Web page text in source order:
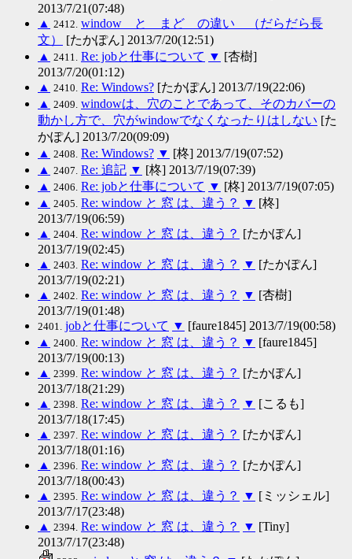
2013/7/21(07:48)
▲ 2412. window と まど の違い （だらだら長
文）
[たかぽん] 2013/7/20(12:51)
▲ 2411. Re: jobと仕事について ▼ [杏樹]
2013/7/20(01:12)
▲ 2410. Re: Windows? [たかぽん] 2013/7/19(22:06)
▲ 2409. windowは、穴のことであって、そのカバーの
動かし方で、穴がwindowでなくなったりはしない [た
かぽん] 2013/7/20(09:09)
▲ 2408. Re: Windows? ▼ [柊] 2013/7/19(07:52)
▲ 2407. Re: 追記 ▼ [柊] 2013/7/19(07:39)
▲ 2406. Re: jobと仕事について ▼ [柊] 2013/7/19(07:05)
▲ 2405. Re: window と 窓 は、違う？ ▼ [柊]
2013/7/19(06:59)
▲ 2404. Re: window と 窓 は、違う？ [たかぽん]
2013/7/19(02:45)
▲ 2403. Re: window と 窓 は、違う？ ▼ [たかぽん]
2013/7/19(02:21)
▲ 2402. Re: window と 窓 は、違う？ ▼ [杏樹]
2013/7/19(01:48)
2401. jobと仕事について ▼ [faure1845] 2013/7/19(00:58)
▲ 2400. Re: window と 窓 は、違う？ ▼ [faure1845]
2013/7/19(00:13)
▲ 2399. Re: window と 窓 は、違う？ [たかぽん]
2013/7/18(21:29)
▲ 2398. Re: window と 窓 は、違う？ ▼ [こるも]
2013/7/18(17:45)
▲ 2397. Re: window と 窓 は、違う？ [たかぽん]
2013/7/18(01:16)
▲ 2396. Re: window と 窓 は、違う？ [たかぽん]
2013/7/18(00:43)
▲ 2395. Re: window と 窓 は、違う？ ▼ [ミッシェル]
2013/7/17(23:48)
▲ 2394. Re: window と 窓 は、違う？ ▼ [Tiny]
2013/7/17(23:48)